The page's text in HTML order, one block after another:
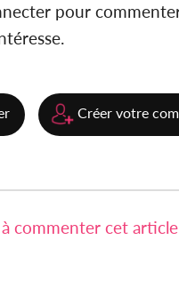
pour
Créer votre
commenter cet article